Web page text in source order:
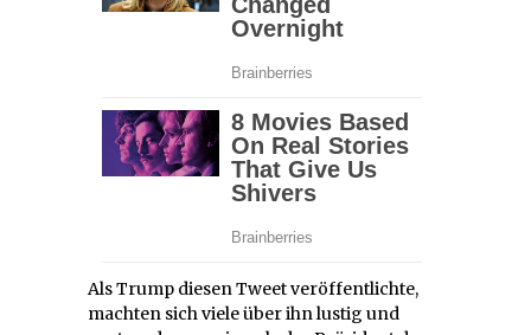
Als Trump diesen Tweet veröffentlichte,
machten sich viele über ihn lustig und